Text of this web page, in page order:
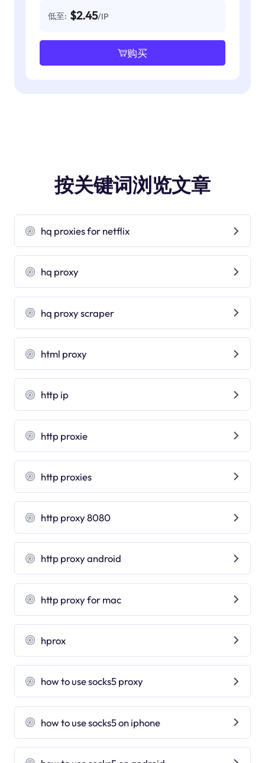
低至: $2.45/IP
购买
按关键词浏览文章
hq proxies for netflix
hq proxy
hq proxy scraper
html proxy
http ip
http proxie
http proxies
http proxy 8080
http proxy android
http proxy for mac
hprox
how to use socks5 proxy
how to use socks5 on iphone